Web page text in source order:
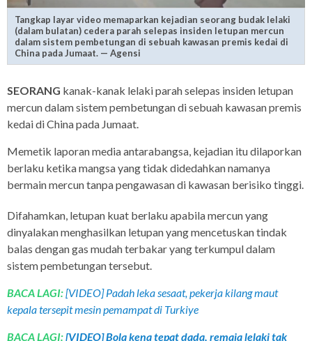
Tangkap layar video memaparkan kejadian seorang budak lelaki
(dalam bulatan) cedera parah selepas insiden letupan mercun
dalam sistem pembetungan di sebuah kawasan premis kedai di
China pada Jumaat. — Agensi
SEORANG kanak-kanak lelaki parah selepas insiden letupan
mercun dalam sistem pembetungan di sebuah kawasan premis
kedai di China pada Jumaat.
Memetik laporan media antarabangsa, kejadian itu dilaporkan
berlaku ketika mangsa yang tidak didedahkan namanya
bermain mercun tanpa pengawasan di kawasan berisiko tinggi.
Difahamkan, letupan kuat berlaku apabila mercun yang
dinyalakan menghasilkan letupan yang mencetuskan tindak
balas dengan gas mudah terbakar yang terkumpul dalam
sistem pembetungan tersebut.
BACA LAGI:[VIDEO] Padah leka sesaat, pekerja kilang maut
kepala tersepit mesin pemampat di Turkiye
BACA LAGI:[VIDEO] Bola kena tepat dada, remaja lelaki tak